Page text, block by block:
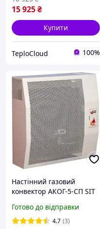
15 925₴
Купити
TeploCloud 100%
Настінний газовий
конвектор АКОГ-5-СП SIT
Готово до відправки
4.7 (3)